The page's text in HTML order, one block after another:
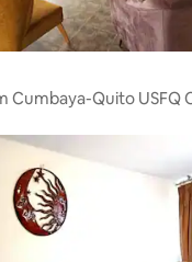
Cumbaya-Quito USFQ